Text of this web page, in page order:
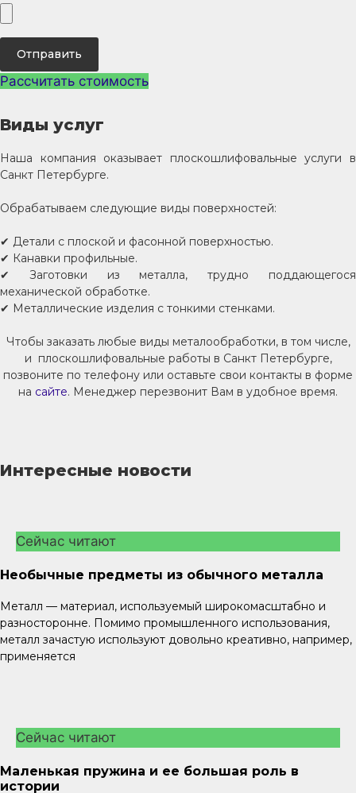
Отправить
Рассчитать стоимость
Виды услуг
Наша компания оказывает плоскошлифовальные услуги в
Санкт Петербурге.
Обрабатываем следующие виды поверхностей:
✔ Детали с плоской и фасонной поверхностью.
✔ Канавки профильные.
✔ Заготовки из металла, трудно поддающегося
механической обработке.
✔ Металлические изделия с тонкими стенками.
Чтобы заказать любые виды металообработки, в том числе,
и плоскошлифовальные работы в Санкт Петербурге,
позвоните по телефону или оставьте свои контакты в форме
на сайте. Менеджер перезвонит Вам в удобное время.
Интересные новости
Сейчас читают
Необычные предметы из обычного металла
Металл — материал, используемый широкомасштабно и
разносторонне. Помимо промышленного использования,
металл зачастую используют довольно креативно, например,
применяется
Сейчас читают
Маленькая пружина и ее большая роль в
истории